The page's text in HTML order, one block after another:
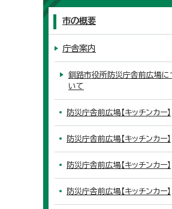
市の概要
庁舎案内
釧路市役所防災庁舎前広場に
いて
防災庁舎前広場【キッチンカー】
防災庁舎前広場【キッチンカー】
防災庁舎前広場【キッチンカー】
防災庁舎前広場【キッチンカー】